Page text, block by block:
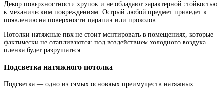
Декор поверхностности хрупок и не обладают характерной стойкостью
к механическим повреждениям. Острый любой предмет приведет к
появлению на поверхности царапин или проколов.
Потолки натяжные пвх не стоит монтировать в помещениях, которые
фактически не отапливаются: под воздействием холодного воздуха
пленка будет разрушаться.
Подсветка натяжного потолка
Подсветка — одно из самых основных преимуществ натяжных